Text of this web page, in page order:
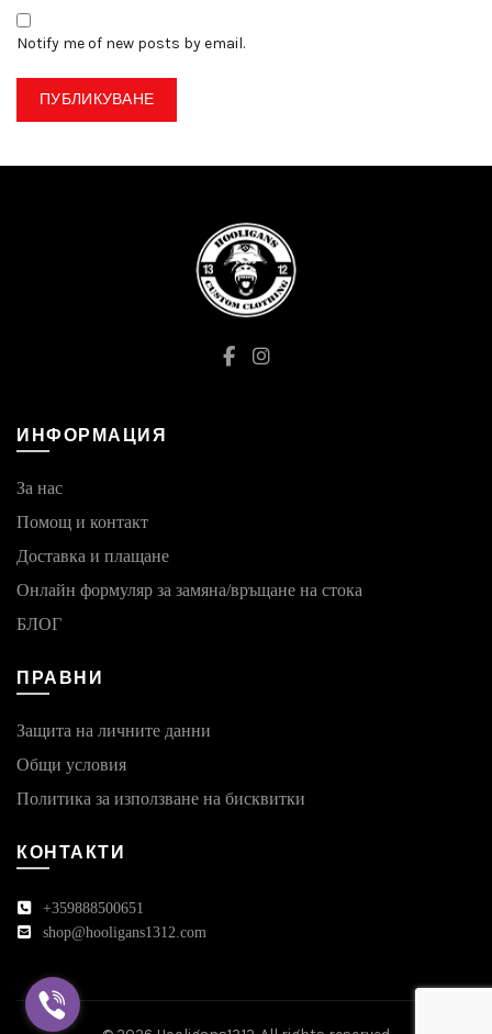
Notify me of new posts by email.
ИНФОРМАЦИЯ
За нас
Помощ и контакт
Доставка и плащане
Онлайн формуляр за замяна/връщане на стока
БЛОГ
ПРАВНИ
Защита на личните данни
Общи условия
Политика за използване на бисквитки
КОНТАКТИ
+359888500651
shop@hooligans1312.com